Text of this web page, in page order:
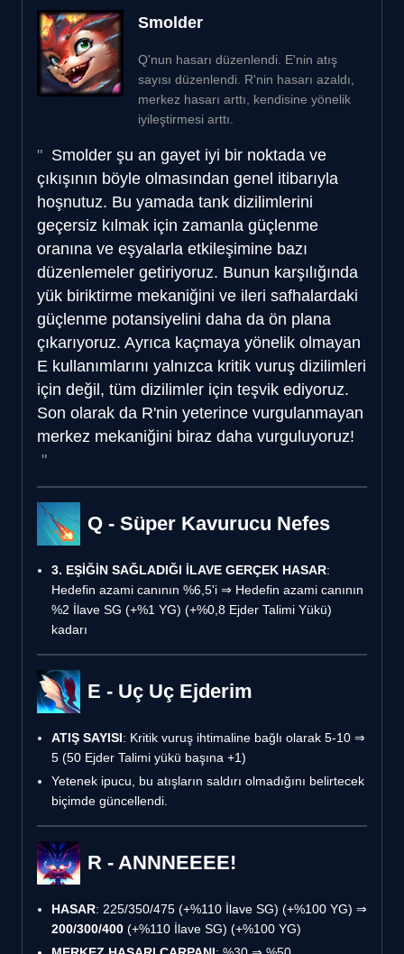
Smolder
Q'nun hasarı düzenlendi. E'nin atış
sayısı düzenlendi. R'nin hasarı azaldı,
merkez hasarı arttı, kendisine yönelik
iyileştirmesi arttı.
Smolder şu an gayet iyi bir noktada ve
çıkışının böyle olmasından genel itibarıyla
hoşnutuz. Bu yamada tank dizilimlerini
geçersiz kılmak için zamanla güçlenme
oranına ve eşyalarla etkileşimine bazı
düzenlemeler getiriyoruz. Bunun karşılığında
yük biriktirme mekaniğini ve ileri safhalardaki
güçlenme potansiyelini daha da ön plana
çıkarıyoruz. Ayrıca kaçmaya yönelik olmayan
E kullanımlarını yalnızca kritik vuruş dizilimleri
için değil, tüm dizilimler için teşvik ediyoruz.
Son olarak da R'nin yeterince vurgulanmayan
merkez mekaniğini biraz daha vurguluyoruz!
Q - Süper Kavurucu Nefes
3. EŞİĞİN SAĞLADIĞI İLAVE GERÇEK HASAR:
Hedefin azami canının %6,5'i ⇒ Hedefin azami canının
%2 İlave SG (+%1 YG) (+%0,8 Ejder Talimi Yükü)
kadarı
E - Uç Uç Ejderim
ATIŞ SAYISI: Kritik vuruş ihtimaline bağlı olarak 5-10 ⇒
5 (50 Ejder Talimi yükü başına +1)
Yetenek ipucu, bu atışların saldırı olmadığını belirtecek
biçimde güncellendi.
R - ANNNEEEE!
HASAR: 225/350/475 (+%110 İlave SG) (+%100 YG) ⇒
200/300/400 (+%110 İlave SG) (+%100 YG)